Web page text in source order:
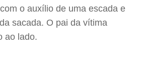
o auxílio de uma escada e
sacada. O pai da vítima
ao lado.